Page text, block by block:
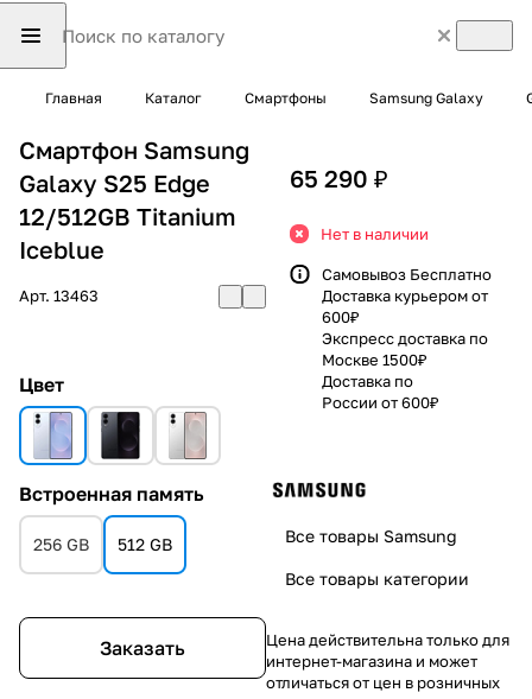
Главная Каталог Смартфоны Samsung Galaxy
Смартфон Samsung
Galaxy S25 Edge
12/512GB Titanium
Iceblue
Арт. 13463
Цвет
Встроенная память
256 GB 512 GB
Заказать
65 290 ₽
Нет в наличии
Самовывоз Бесплатно
Доставка курьером от
600₽
Экспресс доставка по
Москве 1500₽
Доставка по
России от 600₽
Все товары Samsung
Все товары категории
Цена действительна только для
интернет-магазина и может
отличаться от цен в розничных